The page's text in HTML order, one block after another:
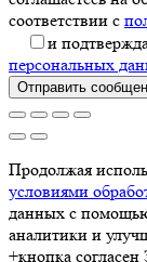
соответствии с
и
персональных
Отправить
Продолжая
условиями
данных с
аналитики и
+кнопка